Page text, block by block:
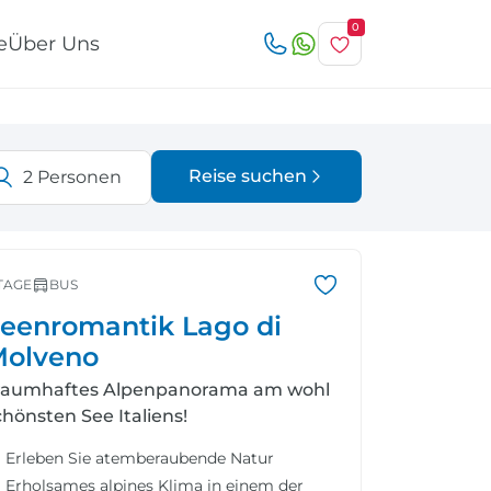
Über Uns
0
Schweiz
Nordeuropa
2 Personen Reise suchen
BUS
Lago di
Alpenpanorama am wohl
See Italiens!
Erleben Sie atemberaubende Natur
Erholsames alpines Klima in einem der